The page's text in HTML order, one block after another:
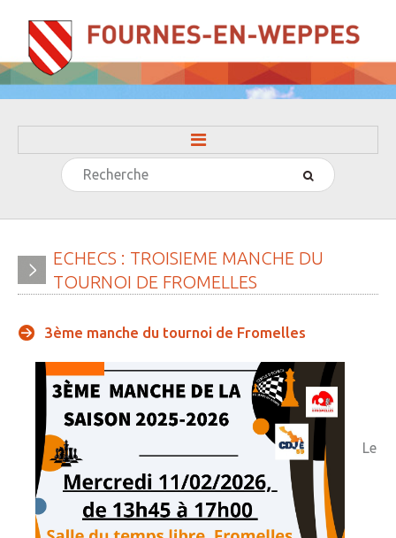
ACCUEIL
» Histoire
» Participation citoyenne
» Réglementation communale
» Les Vitraux de l'Eglise
» Services municipaux
» C.C.A.S
Rechercher
ECHECS : TROISIEME MANCHE DU
TOURNOI DE FROMELLES
3ème manche du tournoi de Fromelles
Le